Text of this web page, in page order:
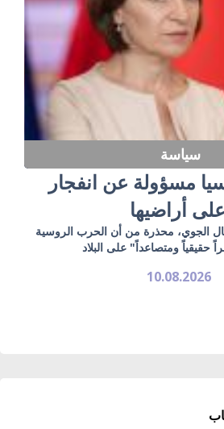
سياسة
مسؤولة عن انفجار
أراضيها
الجوي، محذرة من أن الحرب الروسية
ومتصاعداً" على البلاد
10.08.2026